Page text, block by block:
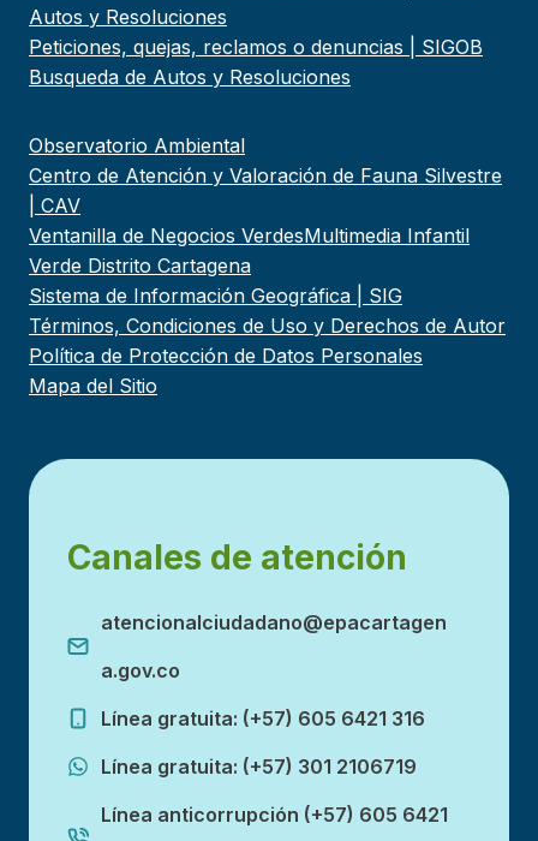
Autos y Resoluciones
Peticiones, quejas, reclamos o denuncias | SIGOB
Busqueda de Autos y Resoluciones
Observatorio Ambiental
Centro de Atención y Valoración de Fauna Silvestre
| CAV
Ventanilla de Negocios VerdesMultimedia Infantil
Verde Distrito Cartagena
Sistema de Información Geográfica | SIG
Términos, Condiciones de Uso y Derechos de Autor
Política de Protección de Datos Personales
Mapa del Sitio
Canales de atención
atencionalciudadano@epacartagen
a.gov.co
Línea gratuita: (+57) 605 6421 316
Línea gratuita: (+57) 301 2106719
Línea anticorrupción (+57) 605 6421